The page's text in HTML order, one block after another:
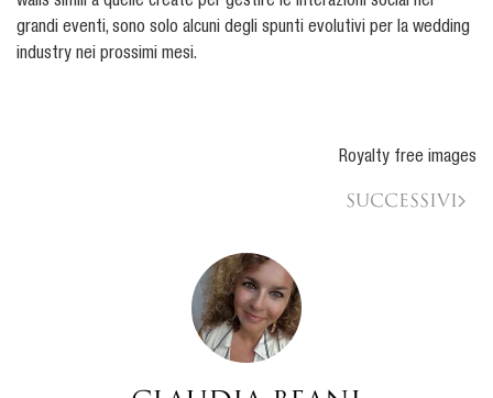
grandi eventi, sono solo alcuni degli spunti evolutivi per la wedding
industry nei prossimi mesi.
Royalty free images
Successivi